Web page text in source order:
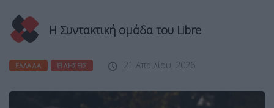
Η Συντακτική ομάδα του Libre
ΕΛΛΆΔΑ ΕΙΔΉΣΕΙΣ 21 Απριλίου, 2026